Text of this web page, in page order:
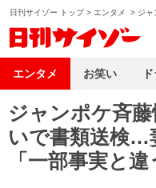
日刊サイゾー トップ> エンタメ > ジャ
ジャンポケ斉
いで書類送検…
「一部事実と
エンタメ お笑い